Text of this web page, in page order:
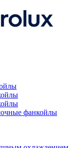
фанкойлы